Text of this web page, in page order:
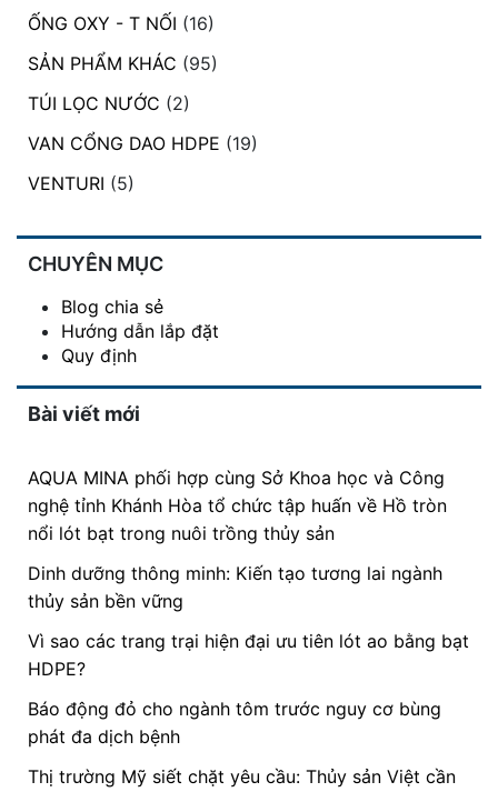
ỐNG OXY - T NỐI (16)
SẢN PHẨM KHÁC (95)
TÚI LỌC NƯỚC (2)
VAN CỔNG DAO HDPE (19)
VENTURI (5)
CHUYÊN MỤC
Blog chia sẻ
Hướng dẫn lắp đặt
Quy định
Bài viết mới
AQUA MINA phối hợp cùng Sở Khoa học và Công
nghệ tỉnh Khánh Hòa tổ chức tập huấn về Hồ tròn
nổi lót bạt trong nuôi trồng thủy sản
Dinh dưỡng thông minh: Kiến tạo tương lai ngành
thủy sản bền vững
Vì sao các trang trại hiện đại ưu tiên lót ao bằng bạt
HDPE?
Báo động đỏ cho ngành tôm trước nguy cơ bùng
phát đa dịch bệnh
Thị trường Mỹ siết chặt yêu cầu: Thủy sản Việt cần